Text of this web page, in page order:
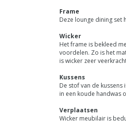
Frame
Deze lounge dining
Wicker
Het frame is bekleed
voordelen. Zo is het
is wicker zeer
Kussens
De stof van de
in een koude handwas
Verplaatsen
Wicker meubilair is